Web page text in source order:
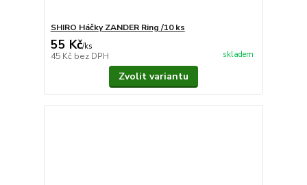
SHIRO Háčky ZANDER Ring /10 ks
55 Kč/ks
45 Kč bez DPH skladem
Zvolit variantu